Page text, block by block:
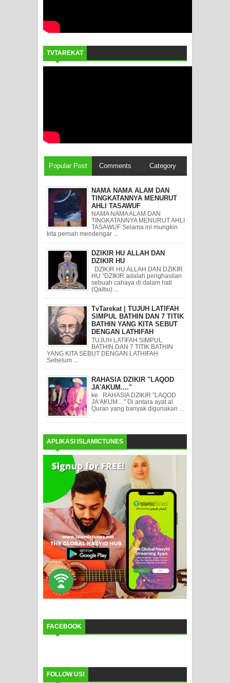
TVTAREKAT
Popular Post Comments Category
NAMA NAMA ALAM DAN
TINGKATANNYA MENURUT
AHLI TASAWUF
NAMA NAMA ALAM DAN
TINGKATANNYA MENURUT AHLI
TASAWUF Selama ini mungkin
kita pernah mendengar ...
DZIKIR HU ALLAH DAN
DZIKIR HU
DZIKIR HU ALLAH DAN DZIKIR
HU “DZIKIR adalah penghasilan
sebuah cahaya di dalam hati
(Qalbu) ...
TvTarekat | TUJUH LATIFAH
SIMPUL BATHIN DAN 7 TITIK
BATHIN YANG KITA SEBUT
DENGAN LATHIFAH
TUJUH LATIFAH SIMPUL
BATHIN DAN 7 TITIK BATHIN
YANG KITA SEBUT DENGAN LATHIFAH
Sebelum ...
RAHASIA DZIKIR "LAQOD
JA'AKUM...."
ke RAHASIA DZIKIR "LAQOD
JA'AKUM...." Di antara ayat al
Quran yang banyak digunakan ...
APLIKASI ISLAMICTUNES
FACEBOOK
FOLLOW US!